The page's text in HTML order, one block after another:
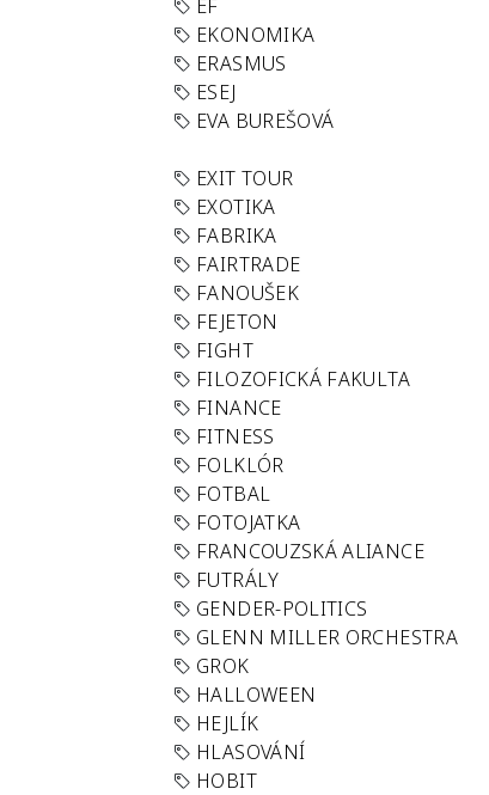
EF
EKONOMIKA
ERASMUS
ESEJ
EVA BUREŠOVÁ
EXIT TOUR
EXOTIKA
FABRIKA
FAIRTRADE
FANOUŠEK
FEJETON
FIGHT
FILOZOFICKÁ FAKULTA
FINANCE
FITNESS
FOLKLÓR
FOTBAL
FOTOJATKA
FRANCOUZSKÁ ALIANCE
FUTRÁLY
GENDER-POLITICS
GLENN MILLER ORCHESTRA
GROK
HALLOWEEN
HEJLÍK
HLASOVÁNÍ
HOBIT